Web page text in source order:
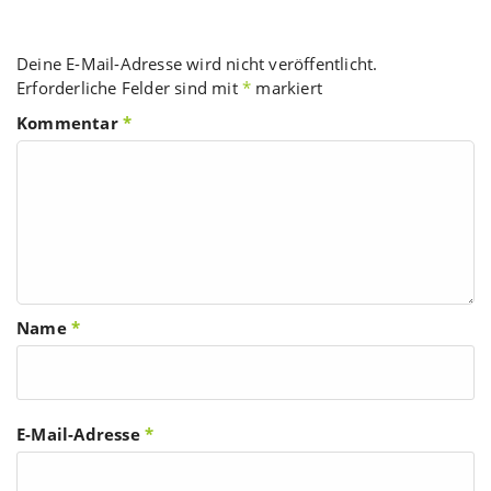
Deine E-Mail-Adresse wird nicht veröffentlicht.
Erforderliche Felder sind mit * markiert
Kommentar *
Name *
E-Mail-Adresse *